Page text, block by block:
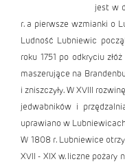
jest w
r. a pierwsze wzmianki o
Ludność Lubniewic
roku 1751 po odkryciu
maszerujące na
i zniszczyły. W XVIII
jedwabników i
uprawiano w
W 1808 r. Lubniewice
XVII - XIX w. liczne pożary